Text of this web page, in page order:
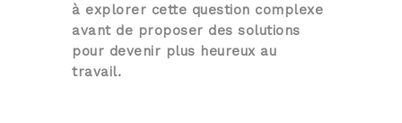
à explorer cette question complexe
avant de proposer des solutions
pour devenir plus heureux au
travail.